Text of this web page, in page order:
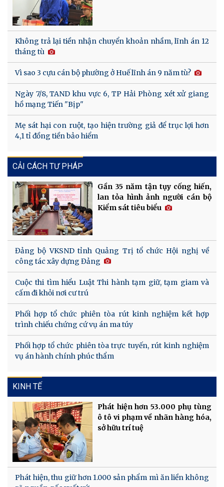
Không trả lại tiền nhận chuyển khoản nhầm, lĩnh án 12
tháng tù
Vì sao 3 cựu cán bộ phường ở Huế lĩnh án 9 năm tù?
Ngày 7/8, TAND khu vực 6, TP Hải Phòng xét xử giang
hồ mạng Tiến "Bịp"
Mẹ sát hại con ruột, tạo hiện trường giả để trục lợi hơn
4,1 tỉ đồng tiền bảo hiểm
CẢI CÁCH TƯ PHÁP
Gần 35 năm tận tụy cống hiến,
lan tỏa hình ảnh người cán bộ
Kiểm sát tiêu biểu
Đảng bộ VKSND tỉnh Quảng Trị tổ chức Hội nghị về
công tác xây dựng Đảng
Cuộc thi tìm hiểu Luật Thi hành tạm giữ, tạm giam và
cấm đi khỏi nơi cư trú
Phối hợp tổ chức phiên tòa rút kinh nghiệm kết hợp
trình chiếu chứng cứ vụ án ma túy
Phối hợp tổ chức phiên tòa trực tuyến, rút kinh nghiệm
vụ án hành chính phúc thẩm
KINH TẾ
Phát hiện hơn 53.000 phụ tùng
ô tô vi phạm về nhãn hàng hóa,
sở hữu trí tuệ
Phát hiện, thu giữ hơn 1.000 sản phẩm mì ăn liền không